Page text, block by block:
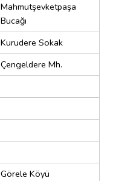
Mahmutşevketpaşa
Bucağı
Kurudere Sokak
Çengeldere Mh.
Görele Köyü